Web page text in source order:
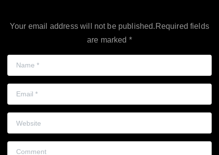
Your email address will not be published.Required fields
are marked *
Name
Email
Comment